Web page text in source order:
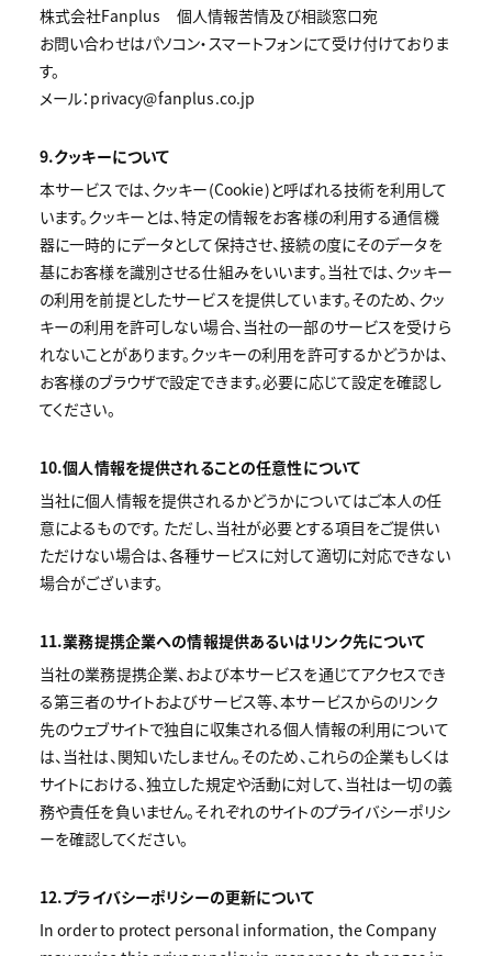
株式会社Fanplus 個人情報苦情及び相談窓口宛
お問い合わせはパソコン・スマートフォンにて受け付けておりま
す。
メール：privacy@fanplus.co.jp
9.クッキーについて
本サービスでは、クッキー(Cookie)と呼ばれる技術を利用して
います。クッキーとは、特定の情報をお客様の利用する通信機
器に一時的にデータとして保持させ、接続の度にそのデータを
基にお客様を識別させる仕組みをいいます。当社では、クッキー
の利用を前提としたサービスを提供しています。そのため、クッ
キーの利用を許可しない場合、当社の一部のサービスを受けら
れないことがあります。クッキーの利用を許可するかどうかは、
お客様のブラウザで設定できます。必要に応じて設定を確認し
てください。
10.個人情報を提供されることの任意性について
当社に個人情報を提供されるかどうかについてはご本人の任
意によるものです。 ただし、当社が必要とする項目をご提供い
ただけない場合は、各種サービスに対して適切に対応できない
場合がございます。
11.業務提携企業への情報提供あるいはリンク先について
当社の業務提携企業、および本サービスを通じてアクセスでき
る第三者のサイトおよびサービス等、本サービスからのリンク
先のウェブサイトで独自に収集される個人情報の利用について
は、当社は、関知いたしません。そのため、これらの企業もしくは
サイトにおける、独立した規定や活動に対して、当社は一切の義
務や責任を負いません。それぞれのサイトのプライバシーポリシ
ーを確認してください。
12.プライバシーポリシーの更新について
In order to protect personal information, the Company